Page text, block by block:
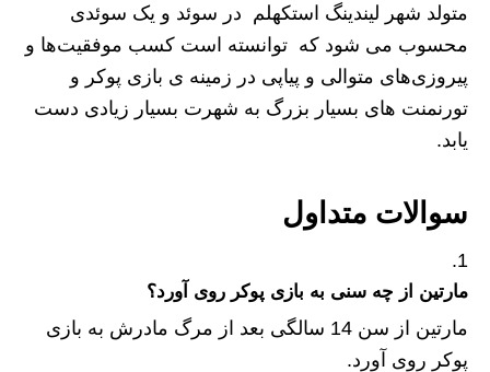
متولد شهر لیندینگ استکهلم در سوئد و یک سوئدی
محسوب می شود که توانسته است کسب موفقیت‌ها و
پیروزی‌های متوالی و پیاپی در زمینه ی بازی پوکر و
تورنمنت های بسیار بزرگ به شهرت بسیار زیادی دست
یابد.
سوالات متداول
مارتین از چه سنی به بازی پوکر روی آورد؟
مارتین از سن 14 سالگی بعد از مرگ مادرش به بازی
پوکر روی آورد.